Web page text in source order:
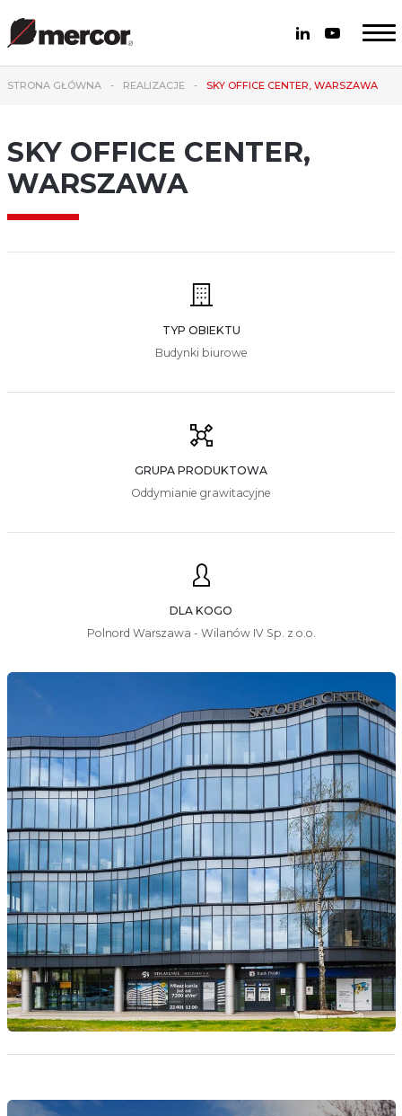
STRONA GŁÓWNA REALIZACJE SKY OFFICE CENTER, WARSZAWA
SKY OFFICE CENTER,
WARSZAWA
TYP OBIEKTU
Budynki biurowe
GRUPA PRODUKTOWA
Oddymianie grawitacyjne
DLA KOGO
Polnord Warszawa - Wilanów IV Sp. z o.o.